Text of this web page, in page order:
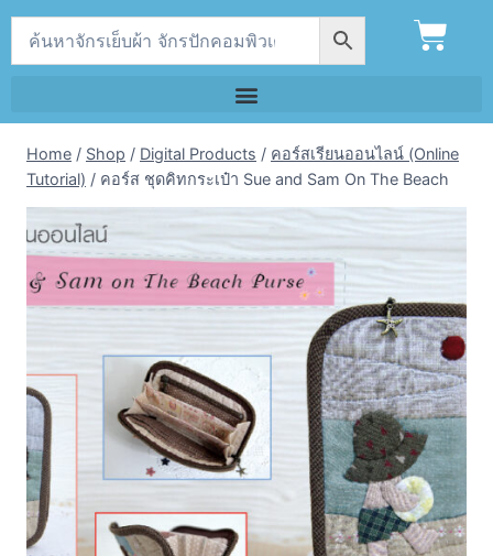
Home / Shop / Digital Products / คอร์สเรียนออนไลน์ (Online
Tutorial) / คอร์ส ชุดคิทกระเป๋า Sue and Sam On The Beach